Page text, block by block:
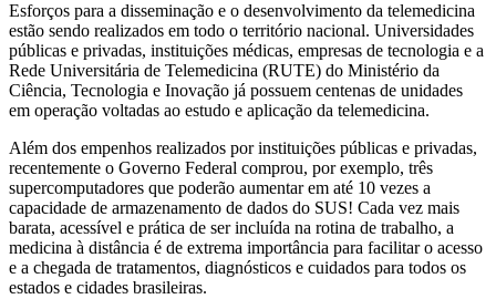
Esforços para a disseminação e o desenvolvimento da telemedicina
estão sendo realizados em todo o território nacional. Universidades
públicas e privadas, instituições médicas, empresas de tecnologia e a
Rede Universitária de Telemedicina (RUTE) do Ministério da
Ciência, Tecnologia e Inovação já possuem centenas de unidades
em operação voltadas ao estudo e aplicação da telemedicina.
Além dos empenhos realizados por instituições públicas e privadas,
recentemente o Governo Federal comprou, por exemplo, três
supercomputadores que poderão aumentar em até 10 vezes a
capacidade de armazenamento de dados do SUS! Cada vez mais
barata, acessível e prática de ser incluída na rotina de trabalho, a
medicina à distância é de extrema importância para facilitar o acesso
e a chegada de tratamentos, diagnósticos e cuidados para todos os
estados e cidades brasileiras.